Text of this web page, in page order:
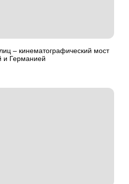
– кинематографический мост
и Германией